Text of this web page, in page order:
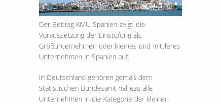
Der Beitrag KMU Spanien zeigt die
Voraussetzung der Einstufung als
Großunternehmen oder kleines und mittleres
Unternehmen in Spanien auf.
In Deutschland gehören gemäß dem
Statistischen Bundesamt nahezu alle
Unternehmen in die Kategorie der kleinen